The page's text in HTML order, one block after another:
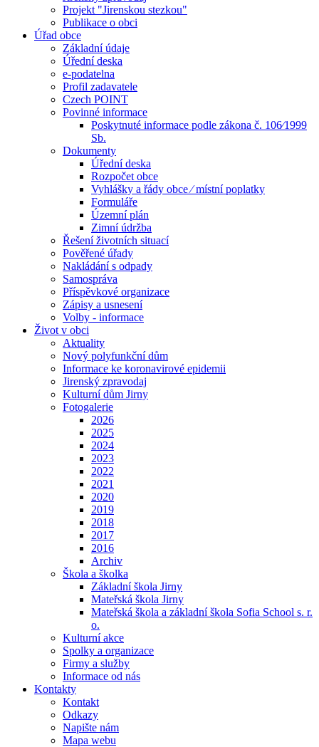
Projekt "Jirenskou stezkou"
Publikace o obci
Úřad obce
Základní údaje
Úřední deska
e-podatelna
Profil zadavatele
Czech POINT
Povinné informace
Poskytnuté informace podle zákona č. 106⁄1999
Sb.
Dokumenty
Úřední deska
Rozpočet obce
Vyhlášky a řády obce ⁄ místní poplatky
Formuláře
Územní plán
Zimní údržba
Řešení životních situací
Pověřené úřady
Nakládání s odpady
Samospráva
Příspěvkové organizace
Zápisy a usnesení
Volby - informace
Život v obci
Aktuality
Nový polyfunkční dům
Informace ke koronavirové epidemii
Jirenský zpravodaj
Kulturní dům Jirny
Fotogalerie
2026
2025
2024
2023
2022
2021
2020
2019
2018
2017
2016
Archiv
Škola a školka
Základní škola Jirny
Mateřská škola Jirny
Mateřská škola a základní škola Sofia School s. r.
o.
Kulturní akce
Spolky a organizace
Firmy a služby
Informace od nás
Kontakty
Kontakt
Odkazy
Napište nám
Mapa webu